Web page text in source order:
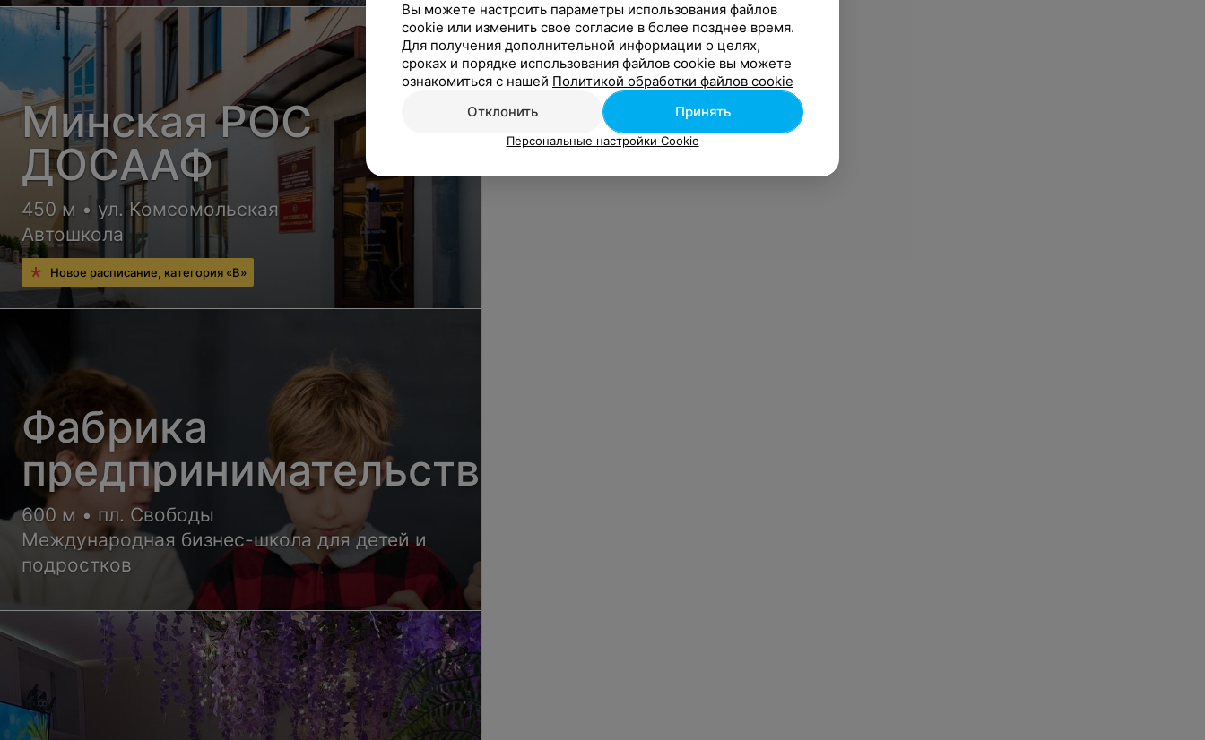
Минская РОС
ДОСААФ
450 м • ул. Комсомольская
Автошкола
Новое расписание, категория «В»
Фабрика
предпринимательства
600 м • пл. Свободы
Международная бизнес-школа для детей и
подростков
Вы можете настроить параметры использования файлов
cookie или изменить свое согласие в более позднее время.
Для получения дополнительной информации о целях,
сроках и порядке использования файлов cookie вы можете
ознакомиться с нашей Политикой обработки файлов cookie
Отклонить
Принять
Персональные настройки Cookie